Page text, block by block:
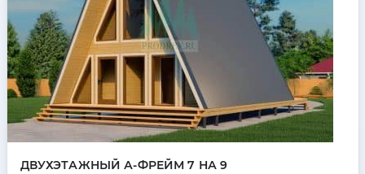
ДВУХЭТАЖНЫЙ А-ФРЕЙМ 7 НА 9